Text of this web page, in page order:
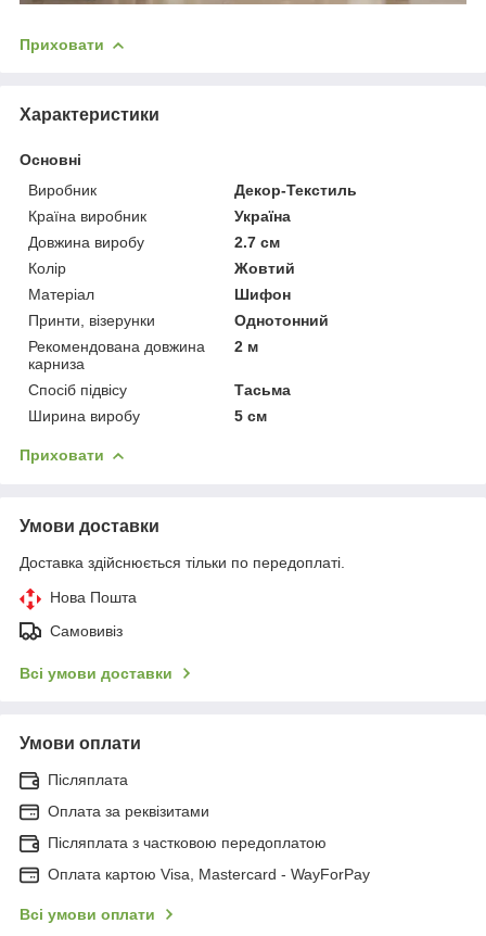
Приховати
Характеристики
Основні
Виробник
Декор-Текстиль
Країна виробник
Україна
Довжина виробу
2.7 см
Колір
Жовтий
Матеріал
Шифон
Принти, візерунки
Однотонний
Рекомендована довжина
карниза
2 м
Спосіб підвісу
Тасьма
Ширина виробу
5 см
Приховати
Умови доставки
Доставка здійснюється тільки по передоплаті.
Нова Пошта
Самовивіз
Всі умови доставки
Умови оплати
Післяплата
Оплата за реквізитами
Післяплата з частковою передоплатою
Оплата картою Visa, Mastercard - WayForPay
Всі умови оплати